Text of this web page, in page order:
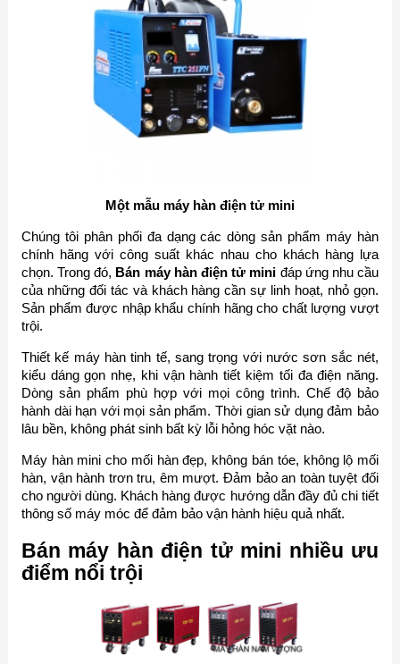
Một mẫu máy hàn điện tử mini
Chúng tôi phân phối đa dạng các dòng sản phẩm máy hàn
chính hãng với công suất khác nhau cho khách hàng lựa
chọn. Trong đó, Bán máy hàn điện tử mini đáp ứng nhu cầu
của những đối tác và khách hàng cần sự linh hoạt, nhỏ gọn.
Sản phẩm được nhập khẩu chính hãng cho chất lượng vượt
trội.
Thiết kế máy hàn tinh tế, sang trọng với nước sơn sắc nét,
kiểu dáng gọn nhẹ, khi vận hành tiết kiệm tối đa điện năng.
Dòng sản phẩm phù hợp với mọi công trình. Chế độ bảo
hành dài hạn với mọi sản phẩm. Thời gian sử dụng đảm bảo
lâu bền, không phát sinh bất kỳ lỗi hỏng hóc vặt nào.
Máy hàn mini cho mối hàn đẹp, không bán tóe, không lộ mối
hàn, vận hành trơn tru, êm mượt. Đảm bảo an toàn tuyệt đối
cho người dùng. Khách hàng được hướng dẫn đầy đủ chi tiết
thông số máy móc để đảm bảo vận hành hiệu quả nhất.
Bán máy hàn điện tử mini nhiều ưu
điểm nổi trội